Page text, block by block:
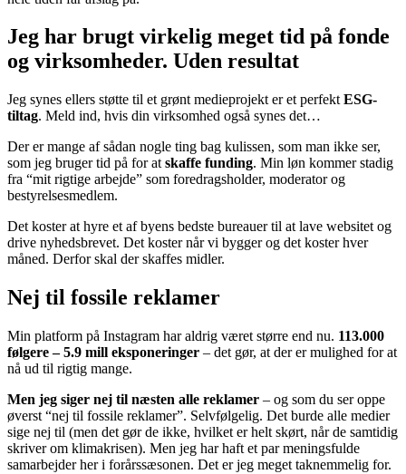
Jeg har brugt virkelig meget tid på fonde
og virksomheder. Uden resultat
Jeg synes ellers støtte til et grønt medieprojekt er et perfekt ESG-
tiltag. Meld ind, hvis din virksomhed også synes det…
Der er mange af sådan nogle ting bag kulissen, som man ikke ser,
som jeg bruger tid på for at skaffe funding. Min løn kommer stadig
fra “mit rigtige arbejde” som foredragsholder, moderator og
bestyrelsesmedlem.
Det koster at hyre et af byens bedste bureauer til at lave websitet og
drive nyhedsbrevet. Det koster når vi bygger og det koster hver
måned. Derfor skal der skaffes midler.
Nej til fossile reklamer
Min platform på Instagram har aldrig været større end nu. 113.000
følgere – 5.9 mill eksponeringer – det gør, at der er mulighed for at
nå ud til rigtig mange.
Men jeg siger nej til næsten alle reklamer – og som du ser oppe
øverst “nej til fossile reklamer”. Selvfølgelig. Det burde alle medier
sige nej til (men det gør de ikke, hvilket er helt skørt, når de samtidig
skriver om klimakrisen). Men jeg har haft et par meningsfulde
samarbejder her i forårssæsonen. Det er jeg meget taknemmelig for.